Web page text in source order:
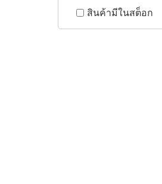
สินค้ามีในสต็อก